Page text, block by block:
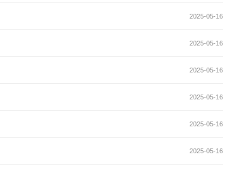
2025-05-16
2025-05-16
2025-05-16
2025-05-16
2025-05-16
2025-05-16